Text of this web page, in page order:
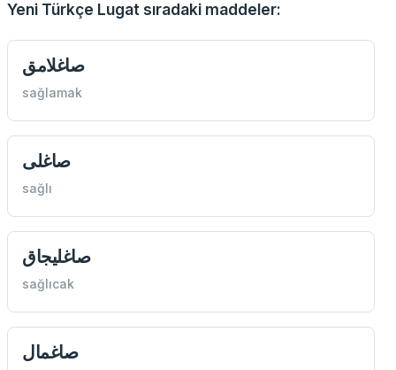
Yeni Türkçe Lugat sıradaki maddeler:
صاغلامق
sağlamak
صاغلی
sağlı
صاغليجاق
sağlıcak
صاغمال